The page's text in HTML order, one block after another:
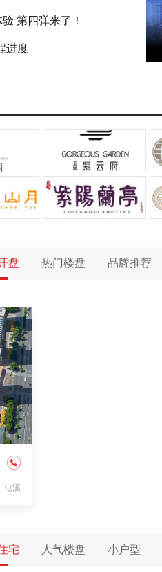
第四弹来了！
进度
盘 热门楼盘 品牌推荐
屯溪
宅 人气楼盘 小户型